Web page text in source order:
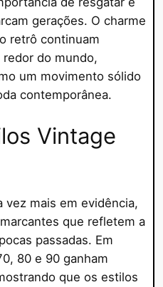
gerações. O charme
retrô continuam
do mundo,
um movimento sólido
contemporânea.
Vintage
vez mais em evidência,
que refletem a
passadas. Em
80 e 90 ganham
que os estilos